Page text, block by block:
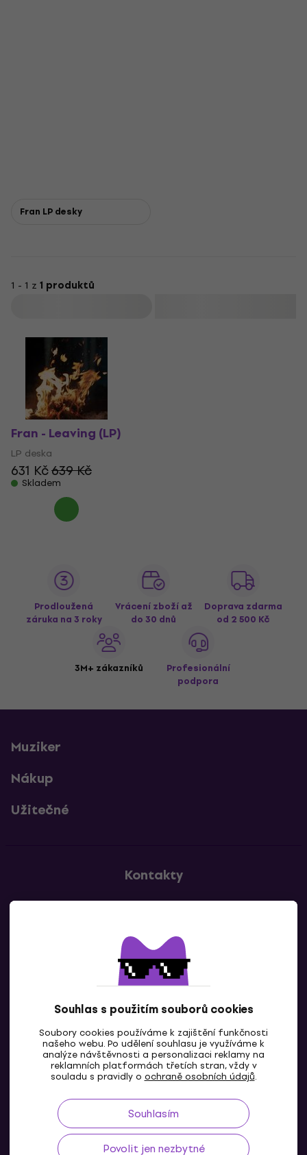
Souhlas s použitím souborů cookies
Soubory cookies používáme k zajištění funkčnosti
našeho webu. Po udělení souhlasu je využíváme k
analýze návštěvnosti a personalizaci reklamy na
reklamních platformách třetích stran, vždy v
souladu s pravidly o ochraně osobních údajů.
Souhlasím
Povolit jen nezbytné
Fran LP desky
1 - 1 z 1 produktů
Fran - Leaving (LP)
LP deska
631 Kč639 Kč
Skladem
Prodloužená
záruka na 3 roky
Vrácení zboží až
do 30 dnů
Doprava zdarma
od 2 500 Kč
3M+ zákazníků
Profesionální
podpora
Muziker
Nákup
Užitečné
Kontakty
Kontaktuj nás
CZ